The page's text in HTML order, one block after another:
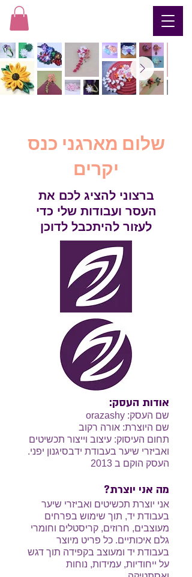
​שלום מארגני כנס
יקרים
ברצוני להציג לכם את
העסר ועבודות שלי כדי
לעזור להיתכבל לדוכן
אודות העסק:
שם העסק: orazashy
שם היוצרת: אורה רקוב
תחום העיסוק: עיצוב וייצור תכשיטים
ואביזרי שיער בעבודת ידבסיגנון יפני.
העסק הוקם ב 2013
מה אני יוצרת?
אני יוצרת תכשיטים ואביזרי שיער
בעבודת יד, תוך שימוש בפרחים
מעוצבים, חרוזים, קריסטלים וחומרי
גלם איכותיים. כל פריט מיוצר
בעבודת יד ומעוצב בקפידה תוך דגש
על ייחודיות, עמידות, נוחות